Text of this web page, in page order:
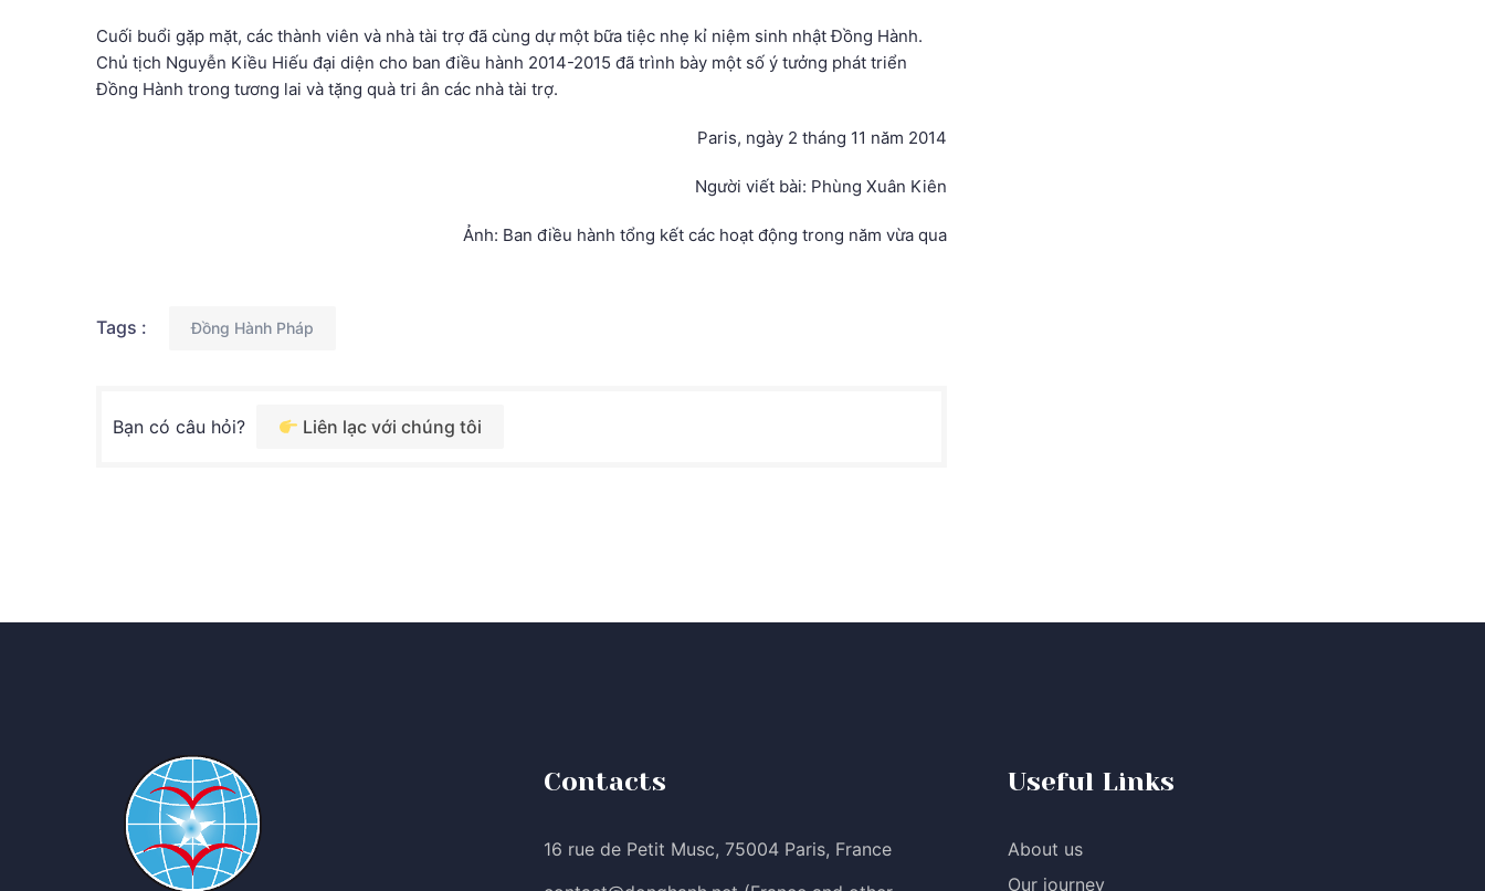
Cuối buổi gặp mặt, các thành viên và nhà tài trợ đã cùng dự một bữa tiệc nhẹ kỉ niệm sinh nhật Đồng Hành.
Chủ tịch Nguyễn Kiều Hiếu đại diện cho ban điều hành 2014-2015 đã trình bày một số ý tưởng phát triển
Đồng Hành trong tương lai và tặng quà tri ân các nhà tài trợ.
Paris, ngày 2 tháng 11 năm 2014
Người viết bài: Phùng Xuân Kiên
Ảnh: Ban điều hành tổng kết các hoạt động trong năm vừa qua
Tags : Đồng Hành Pháp
Bạn có câu hỏi? Liên lạc với chúng tôi
Contacts
16 rue de Petit Musc, 75004 Paris, France
Useful Links
About us
Our journey